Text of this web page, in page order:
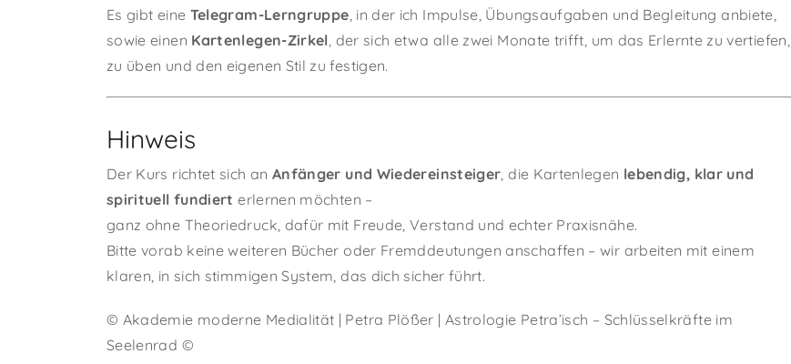
Es gibt eine Telegram-Lerngruppe, in der ich Impulse, Übungsaufgaben und Begleitung anbiete,
sowie einen Kartenlegen-Zirkel, der sich etwa alle zwei Monate trifft, um das Erlernte zu vertiefen,
zu üben und den eigenen Stil zu festigen.
Hinweis
Der Kurs richtet sich an Anfänger und Wiedereinsteiger, die Kartenlegen lebendig, klar und
spirituell fundiert erlernen möchten –
ganz ohne Theoriedruck, dafür mit Freude, Verstand und echter Praxisnähe.
Bitte vorab keine weiteren Bücher oder Fremddeutungen anschaffen – wir arbeiten mit einem
klaren, in sich stimmigen System, das dich sicher führt.
© Akademie moderne Medialität | Petra Plößer | Astrologie Petra’isch – Schlüsselkräfte im
Seelenrad ©